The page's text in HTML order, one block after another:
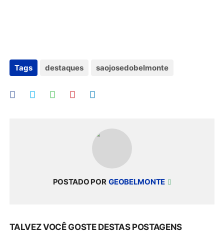
Tags destaques saojosedobelmonte
POSTADO POR GEOBELMONTE
TALVEZ VOCÊ GOSTE DESTAS POSTAGENS